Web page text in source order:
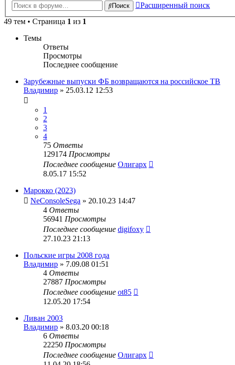
Поиск
Расширенный поиск
49 тем • Страница 1 из 1
Темы
Ответы
Просмотры
Последнее сообщение
Зарубежные выпуски ФБ возвращаются на российское ТВ
Владимир » 25.03.12 12:53
1
2
3
4
75 Ответы
129174 Просмотры
Последнее сообщение Олигарх
8.05.17 15:52
Марокко (2023)
NeConsoleSega » 20.10.23 14:47
4 Ответы
56941 Просмотры
Последнее сообщение digifoxy
27.10.23 21:13
Польские игры 2008 года
Владимир » 7.09.08 01:51
4 Ответы
27887 Просмотры
Последнее сообщение ot85
12.05.20 17:54
Ливан 2003
Владимир » 8.03.20 00:18
6 Ответы
22250 Просмотры
Последнее сообщение Олигарх